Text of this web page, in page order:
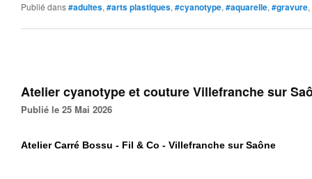
Publié dans#adultes, #arts plastiques, #cyanotype, #aquarelle, #gravure,
Atelier cyanotype et couture Villefranche sur
Publié le 25 Mai 2026
Atelier Carré Bossu - Fil & Co - Villefranche sur Saône